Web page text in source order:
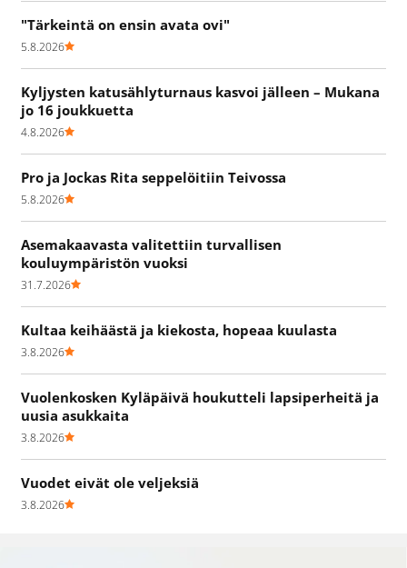
"Tärkeintä on ensin avata ovi"
5.8.2026
Kyljysten katusählyturnaus kasvoi jälleen – Mukana
jo 16 joukkuetta
4.8.2026
Pro ja Jockas Rita seppelöitiin Teivossa
5.8.2026
Asemakaavasta valitettiin turvallisen
kouluympäristön vuoksi
31.7.2026
Kultaa keihäästä ja kiekosta, hopeaa kuulasta
3.8.2026
Vuolenkosken Kyläpäivä houkutteli lapsiperheitä ja
uusia asukkaita
3.8.2026
Vuodet eivät ole veljeksiä
3.8.2026